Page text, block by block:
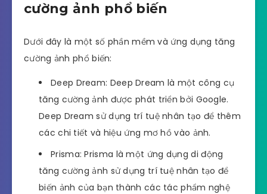
cường ảnh phổ biến
Dưới đây là một số phần mềm và ứng dụng tăng
cường ảnh phổ biến:
Deep Dream: Deep Dream là một công cụ
tăng cường ảnh được phát triển bởi Google.
Deep Dream sử dụng trí tuệ nhân tạo để thêm
các chi tiết và hiệu ứng mơ hồ vào ảnh.
Prisma: Prisma là một ứng dụng di động
tăng cường ảnh sử dụng trí tuệ nhân tạo để
biến ảnh của bạn thành các tác phẩm nghệ